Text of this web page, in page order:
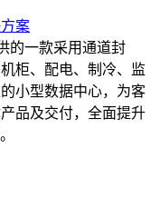
案
的一款采用通道封
柜、配电、制冷、监
小型数据中心，为客
品及交付，全面提升